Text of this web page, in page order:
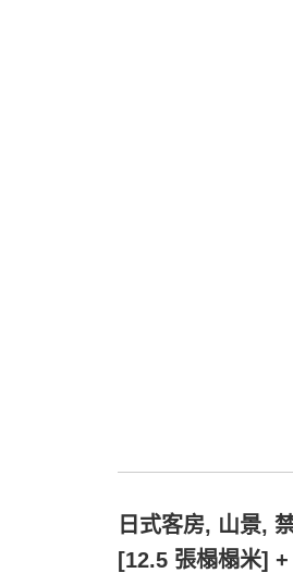
日式客房, 山景,
[12.5 張榻榻米] +